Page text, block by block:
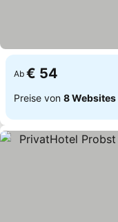
Ab € 54
Preise von 8 Websites